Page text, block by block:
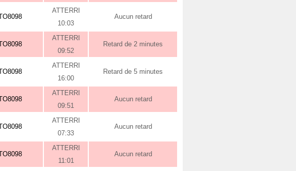
ATTERRI
10:03
Aucun retard
ATTERRI
09:52
Retard de 2 minutes
ATTERRI
16:00
Retard de 5 minutes
ATTERRI
09:51
Aucun retard
ATTERRI
07:33
Aucun retard
ATTERRI
11:01
Aucun retard